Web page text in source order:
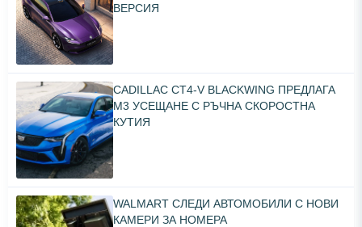
ВЕРСИЯ
CADILLAC CT4-V BLACKWING ПРЕДЛАГА
M3 УСЕЩАНЕ С РЪЧНА СКОРОСТНА
КУТИЯ
WALMART СЛЕДИ АВТОМОБИЛИ С НОВИ
КАМЕРИ ЗА НОМЕРА